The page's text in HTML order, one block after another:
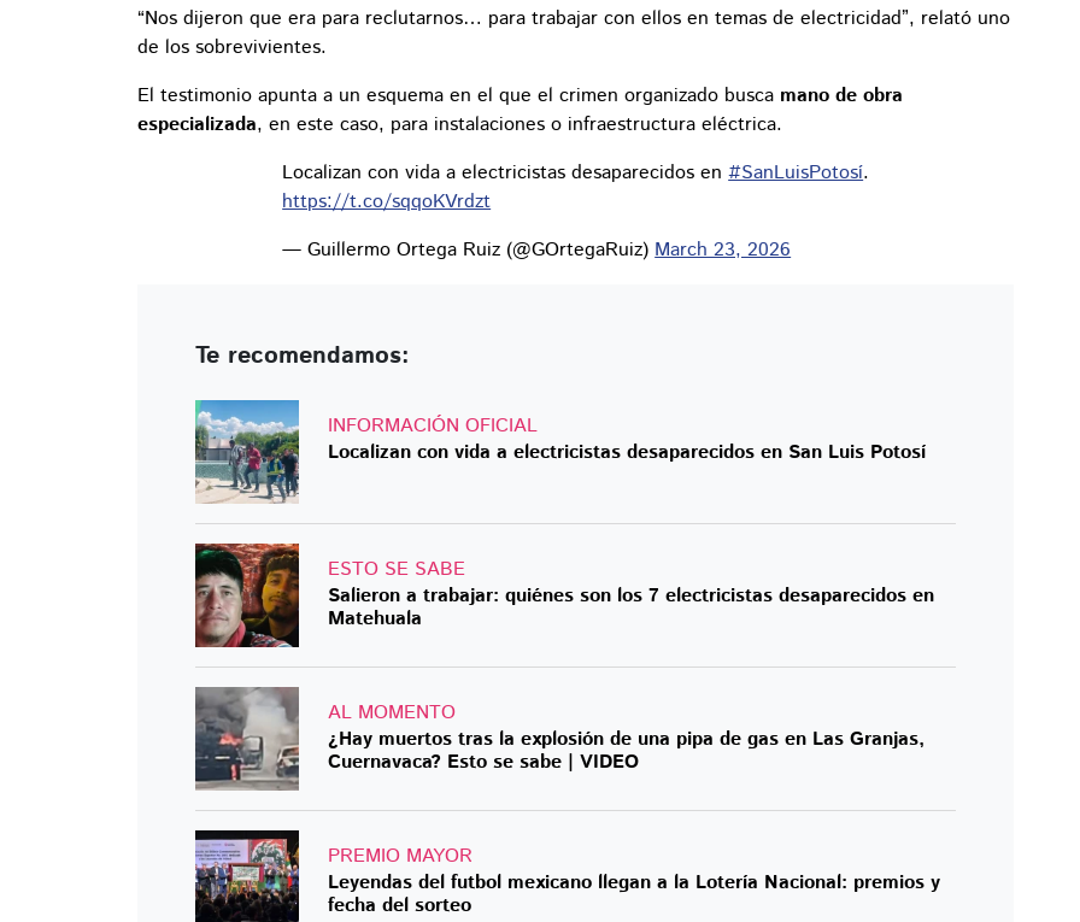
“Nos dijeron que era para reclutarnos… para trabajar con ellos en temas de electricidad”, relató uno
de los sobrevivientes.
El testimonio apunta a un esquema en el que el crimen organizado busca mano de obra
especializada, en este caso, para instalaciones o infraestructura eléctrica.
Localizan con vida a electricistas desaparecidos en#SanLuisPotosí.
https://t.co/sqqoKVrdzt
— Guillermo Ortega Ruiz (@GOrtegaRuiz)March 23, 2026
Te recomendamos:
INFORMACIÓN OFICIAL
Localizan con vida a electricistas desaparecidos en San Luis Potosí
ESTO SE SABE
Salieron a trabajar: quiénes son los 7 electricistas desaparecidos en
Matehuala
AL MOMENTO
¿Hay muertos tras la explosión de una pipa de gas en Las Granjas,
Cuernavaca? Esto se sabe | VIDEO
PREMIO MAYOR
Leyendas del futbol mexicano llegan a la Lotería Nacional: premios y
fecha del sorteo